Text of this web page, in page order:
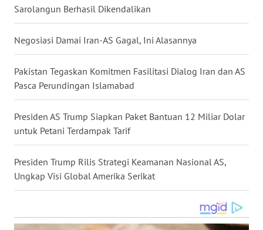
Sarolangun Berhasil Dikendalikan
Negosiasi Damai Iran-AS Gagal, Ini Alasannya
Pakistan Tegaskan Komitmen Fasilitasi Dialog Iran dan AS
Pasca Perundingan Islamabad
Presiden AS Trump Siapkan Paket Bantuan 12 Miliar Dolar
untuk Petani Terdampak Tarif
Presiden Trump Rilis Strategi Keamanan Nasional AS,
Ungkap Visi Global Amerika Serikat
WN
NUSANTARA
WN
JOGJA
WN
JATIM
WN
BALI
WN